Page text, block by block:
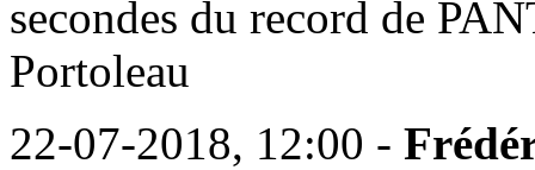
secondes du record de
Portoleau
22-07-2018, 12:00 -